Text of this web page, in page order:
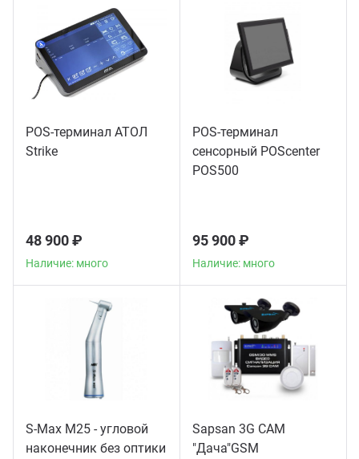
POS-терминал АТОЛ
Strike
48 900 ₽
Наличие: много
POS-терминал
сенсорный POScenter
POS500
95 900 ₽
Наличие: много
S-Max M25 - угловой
наконечник без оптики
Sapsan 3G CAM
"Дача"GSM